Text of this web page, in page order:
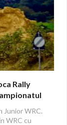
Rally
Junior WRC.
WRC cu